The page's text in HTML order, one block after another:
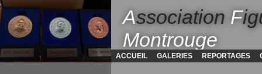
Association F
Montrouge
ACCUEIL GALERIES REPORTAGES